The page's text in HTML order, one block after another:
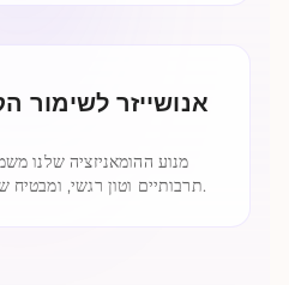
אנושייזר לשימור
מנוע ההומאניזציה שלנו
תרבותיים וטון רגשי, ומבטיח שהתוכן ירגיש אותנטי מקומי.